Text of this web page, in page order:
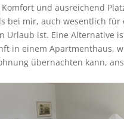
und ausreichend
bei mir, auch wesentlich für
Urlaub ist. Eine Alternative
in einem Apartmenthaus,
übernachten kann,